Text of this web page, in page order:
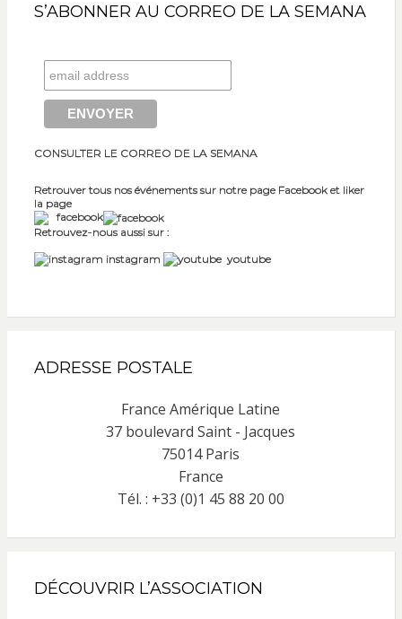
S’ABONNER AU CORREO DE LA SEMANA
CONSULTER LE CORREO DE LA SEMANA
Retrouver tous nos événements sur notre page Facebook et liker
la page
facebook
Retrouvez-nous aussi sur :
instagram
youtube
ADRESSE POSTALE
France Amérique Latine
37 boulevard Saint - Jacques
75014 Paris
France
Tél. : +33 (0)1 45 88 20 00
DÉCOUVRIR L’ASSOCIATION